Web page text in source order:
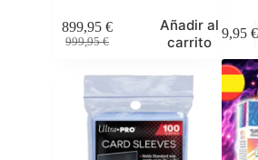
999,95€
El
original
era:
999,95 €.
899,95 €
El
actual
es:
899,95 €.
Añadir al
carrito
19,95 €